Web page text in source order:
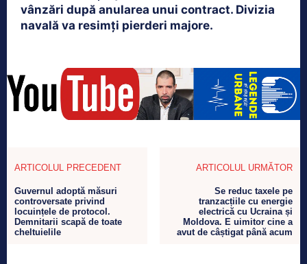
vânzări după anularea unui contract. Divizia
navală va resimți pierderi majore.
ARTICOLUL PRECEDENT
Guvernul adoptă măsuri
controversate privind
locuințele de protocol.
Demnitarii scapă de toate
cheltuielile
ARTICOLUL URMĂTOR
Se reduc taxele pe
tranzacțiile cu energie
electrică cu Ucraina și
Moldova. E uimitor cine a
avut de câștigat până acum